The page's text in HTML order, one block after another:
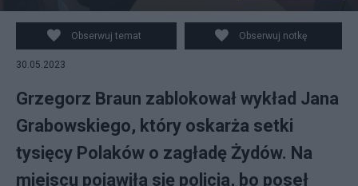
Obserwuj temat Obserwuj notkę
30.05.2023
Grzegorz Braun zablokował wykład Jana
Grabowskiego, który oskarża setki
tysięcy Polaków o zagładę Żydów. Na
miejscu pojawiła się policja, bo poseł